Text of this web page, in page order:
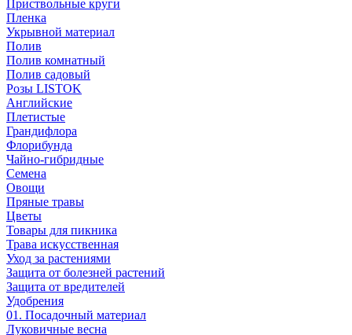
Приствольные круги
Пленка
Укрывной материал
Полив
Полив комнатный
Полив садовый
Розы LISTOK
Английские
Плетистые
Грандифлора
Флорибунда
Чайно-гибридные
Семена
Овощи
Пряные травы
Цветы
Товары для пикника
Трава искусственная
Уход за растениями
Защита от болезней растений
Защита от вредителей
Удобрения
01. Посадочный материал
Луковичные весна